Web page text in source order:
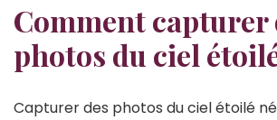
Comment capturer
photos du ciel
Capturer des photos du ciel étoilé